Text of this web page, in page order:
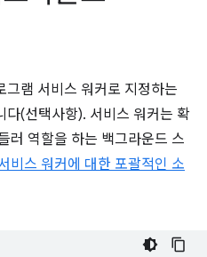
그램 서비스 워커로 지정하는
다(선택사항). 서비스 워커는 확
러 역할을 하는 백그라운드 스
비스 워커에 대한 포괄적인 소